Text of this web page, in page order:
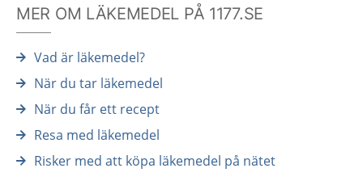
MER OM LÄKEMEDEL PÅ 1177.SE
Vad är läkemedel?
När du tar läkemedel
När du får ett recept
Resa med läkemedel
Risker med att köpa läkemedel på nätet